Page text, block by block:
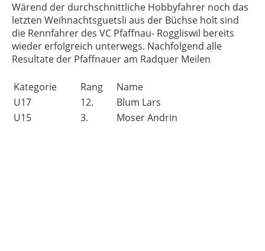
Wärend der durchschnittliche Hobbyfahrer noch das
letzten Weihnachtsguetsli aus der Büchse holt sind
die Rennfahrer des VC Pfaffnau- Roggliswil bereits
wieder erfolgreich unterwegs. Nachfolgend alle
Resultate der Pfaffnauer am Radquer Meilen
Kategorie Rang
Name
U17
12.
Blum Lars
U15
3. Moser Andrin